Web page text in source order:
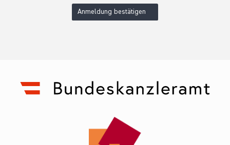
Anmeldung bestätigen